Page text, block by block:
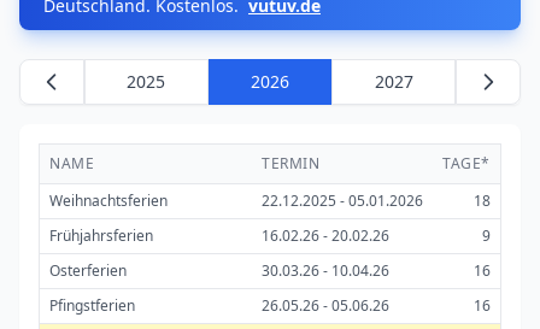
Deutschland. Kostenlos. vutuv.de
2025 2026 2027
NAME TERMIN
TAGE*
Weihnachtsferien
22.12.2025 - 05.01.2026
18
Frühjahrsferien
16.02.26 - 20.02.26
9
Osterferien
30.03.26 - 10.04.26
16
Pfingstferien
26.05.26 - 05.06.26
16